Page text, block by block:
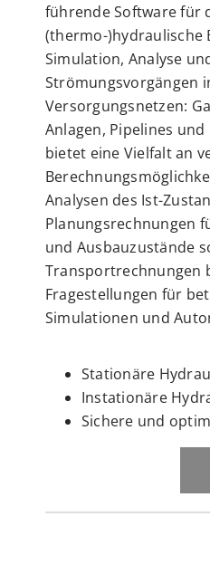
führende Software für
(thermo-)hydraulische
Simulation, Analyse
Strömungsvorgängen
Versorgungsnetzen:
Anlagen, Pipelines und
bietet eine Vielfalt an
Analysen des Ist-
Planungsrechnungen
und Ausbauzustände
Transportrechnungen
Fragestellungen für
Simulationen und
Stationäre
Instationäre
Sichere und